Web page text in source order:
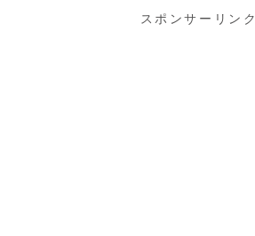
スポンサーリンク